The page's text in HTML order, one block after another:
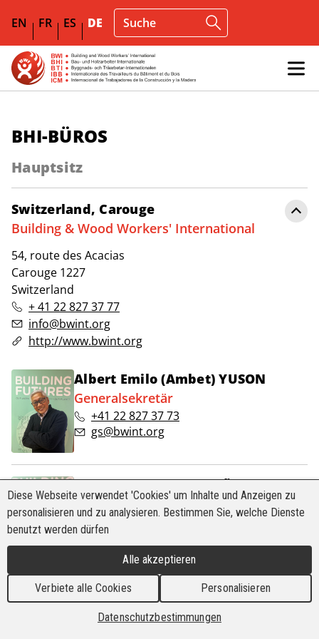
EN FR ES DE
BHI-BÜROS
Hauptsitz
Switzerland, Carouge
Building & Wood Workers' International
54, route des Acacias
Carouge 1227
Switzerland
+ 41 22 827 37 77
info@bwint.org
http://www.bwint.org
Albert Emilo (Ambet) YUSON
Generalsekretär
+41 22 827 37 73
gs@bwint.org
Carlos Antonio (Tos) AÑONUEVO
Stellvertretender Generalsekretär
+41 22 827 37 81
tos.anonuevo@bwint.org
Anna ANDREEVA
Beauftragte für Gender-Projekte
anna.andreeva@bwint.org
Diese Webseite verwendet 'Cookies' um Inhalte und Anzeigen zu
personalisieren und zu analysieren. Bestimmen Sie, welche Dienste
benutzt werden dürfen
Alle akzeptieren
Verbiete alle Cookies Personalisieren
Datenschutzbestimmungen